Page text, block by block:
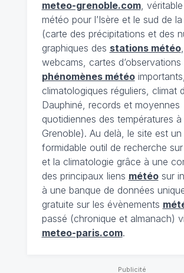
meteo-grenoble.com,
météo pour l’Isère et le sud de
(carte des précipitations et des
graphiques des stations météo,
webcams, cartes d’observations
phénomènes météo
climatologiques réguliers, climat
Dauphiné, records et moyennes
quotidiennes des températures à
Grenoble). Au delà, le site est un
formidable outil de recherche
et la climatologie grâce à une
des principaux liens météosur
à une banque de données
gratuite sur les évènements
passé (chronique et almanach)
meteo-paris.com.